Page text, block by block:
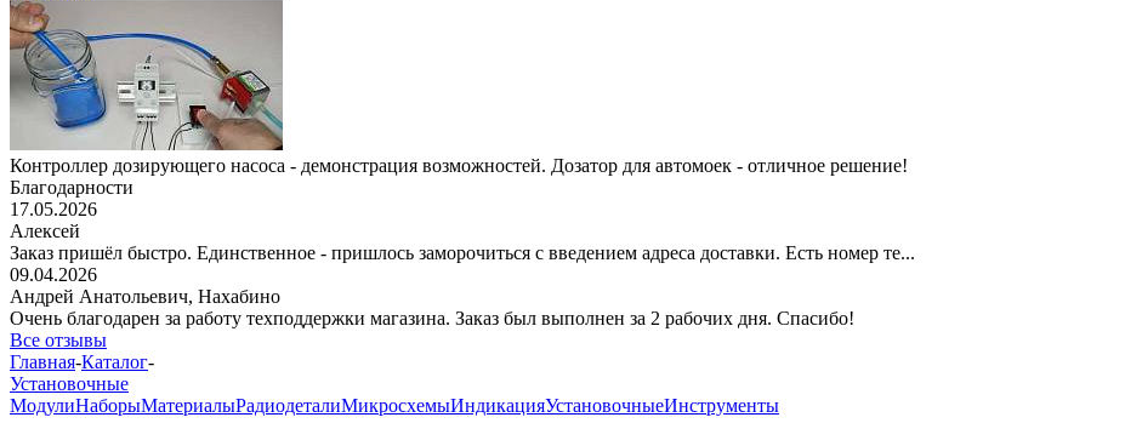
Контроллер дозирующего насоса - демонстрация возможностей. Дозатор для автомоек - отличное решение!
Благодарности
17.05.2026
Алексей
Заказ пришёл быстро. Единственное - пришлось заморочиться с введением адреса доставки. Есть номер те...
09.04.2026
Андрей Анатольевич, Нахабино
Очень благодарен за работу техподдержки магазина. Заказ был выполнен за 2 рабочих дня. Спасибо!
Все отзывы
Главная-Каталог-
Установочные
МодулиНаборыМатериалыРадиодеталиМикросхемыИндикацияУстановочныеИнструменты